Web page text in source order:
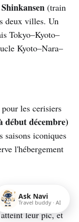
Shinkansen (train
deux villes. Un
Tokyo–Kyoto–
Kyoto–Nara–
pour les cerisiers
début décembre)
saisons iconiques
l'hébergement
été prises — est
est partie, les
leur pic, et
Ask Navi
Travel buddy · AI